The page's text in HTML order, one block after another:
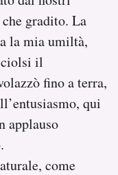
gradito. La
la mia umiltà,
il
fino a terra,
qui
applauso
come